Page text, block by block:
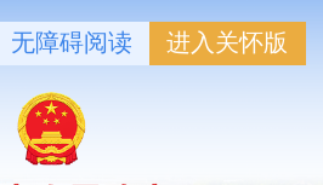
无障碍阅读 进入关怀版